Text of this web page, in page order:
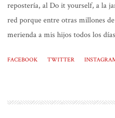
repostería, al Do it yourself, a la
red porque entre otras millones
merienda a mis hijos todos los
FACEBOOK TWITTER